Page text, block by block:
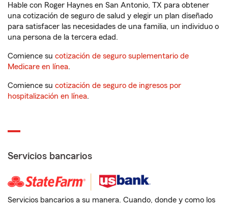
Hable con Roger Haynes en San Antonio, TX para obtener
una cotización de seguro de salud y elegir un plan diseñado
para satisfacer las necesidades de una familia, un individuo o
una persona de la tercera edad.
Comience su cotización de seguro suplementario de
Medicare en línea.
Comience su cotización de seguro de ingresos por
hospitalización en línea.
Servicios bancarios
Servicios bancarios a su manera. Cuando, donde y como los